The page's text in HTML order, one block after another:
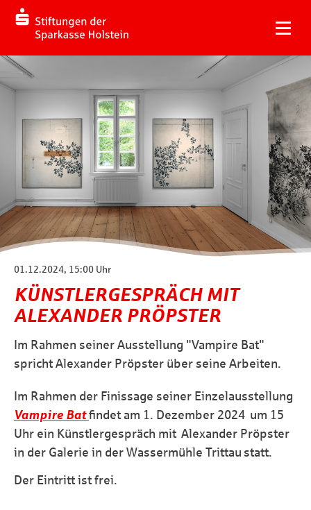
01.12.2024, 15:00 Uhr
KÜNSTLERGESPRÄCH MIT
ALEXANDER PRÖPSTER
Im Rahmen seiner Ausstellung "Vampire Bat"
spricht Alexander Pröpster über seine Arbeiten.
Im Rahmen der Finissage seiner Einzelausstellung
Vampire Batfindet am 1. Dezember 2024 um 15
Uhr ein Künstlergespräch mit Alexander Pröpster
in der Galerie in der Wassermühle Trittau statt.
Der Eintritt ist frei.